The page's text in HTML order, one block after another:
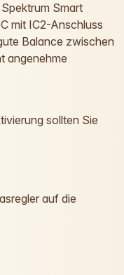
Smart
mit IC2-Anschluss
Balance zwischen
angenehme
sollten Sie
auf die